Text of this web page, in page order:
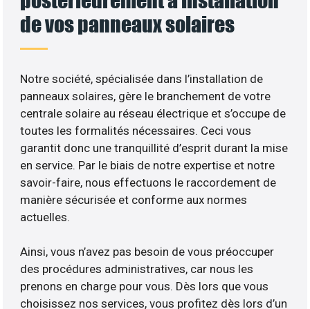
de vos panneaux solaires
Notre société, spécialisée dans l’installation de
panneaux solaires, gère le branchement de votre
centrale solaire au réseau électrique et s’occupe de
toutes les formalités nécessaires. Ceci vous
garantit donc une tranquillité d’esprit durant la mise
en service. Par le biais de notre expertise et notre
savoir-faire, nous effectuons le raccordement de
manière sécurisée et conforme aux normes
actuelles.
Ainsi, vous n’avez pas besoin de vous préoccuper
des procédures administratives, car nous les
prenons en charge pour vous. Dès lors que vous
choisissez nos services, vous profitez dès lors d’un